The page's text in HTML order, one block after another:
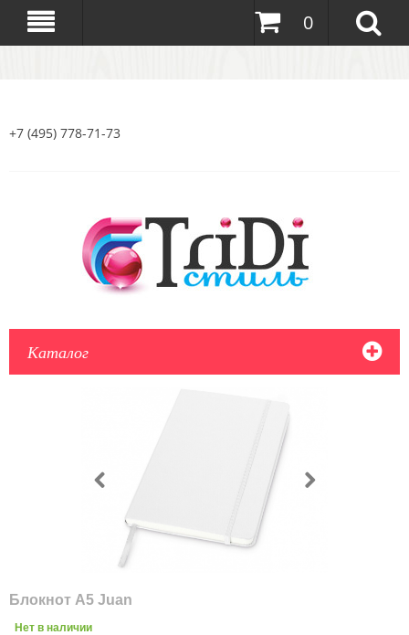
0
+7 (495) 778-71-73
Каталог
Блокнот А5 Juan
Нет в наличии